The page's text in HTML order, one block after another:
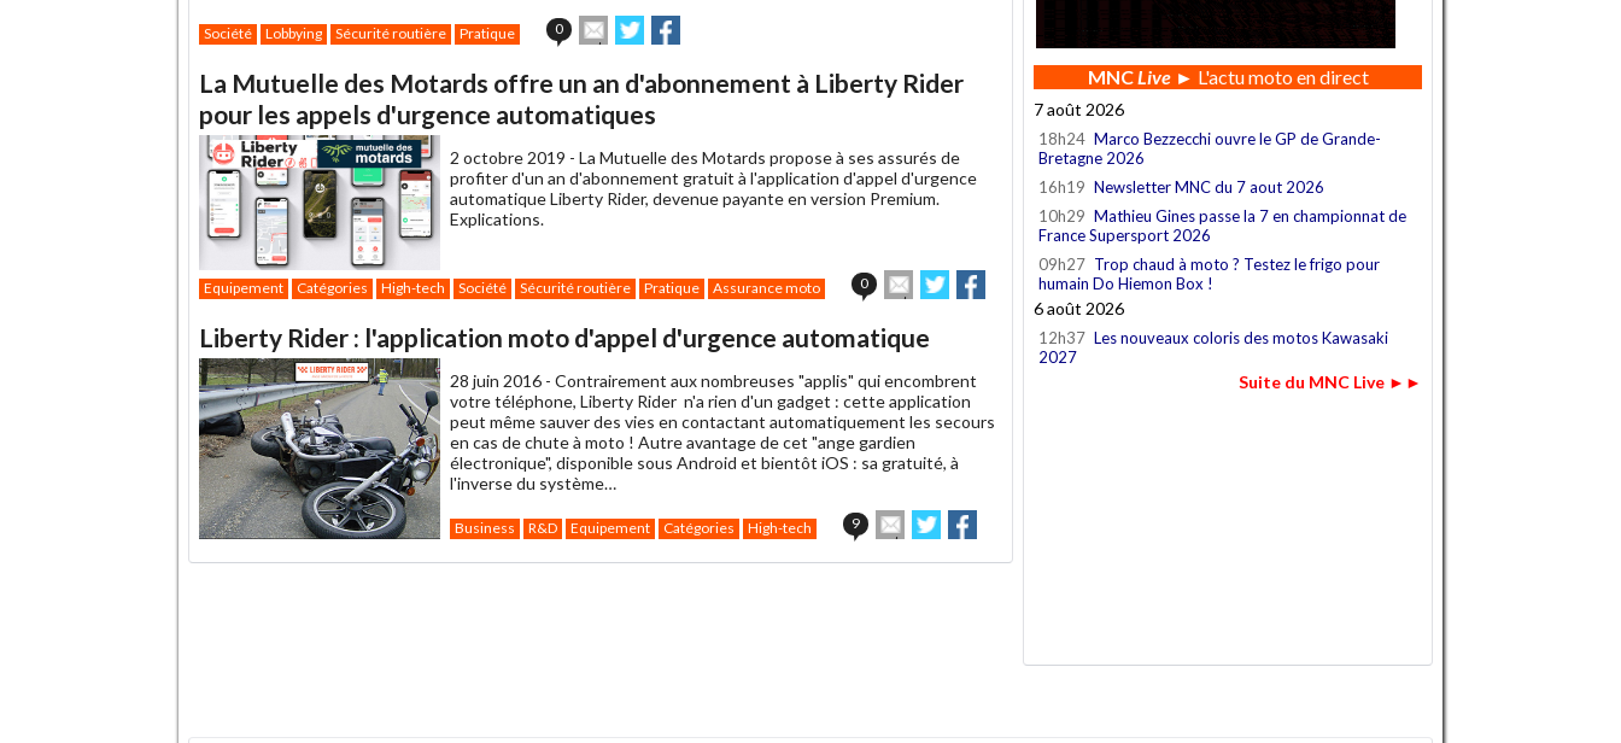
Société Lobbying Sécurité routière Pratique 0
Envoyer
cet
à
un
ami
Partager
sur sur
La Mutuelle des Motards offre un an d'abonnement à Liberty Rider
pour les appels d'urgence automatiques
2 octobre 2019 - La Mutuelle des Motards propose à ses assurés de
profiter d'un an d'abonnement gratuit à l'application d'appel d'urgence
automatique Liberty Rider, devenue payante en version Premium.
Explications.
Equipement Catégories High-tech Société Sécurité routière Pratique Assurance moto 0
Envoyer
cet
à
ami
Partager
sur
Partager
sur
Liberty Rider : l'application moto d'appel d'urgence automatique
28 juin 2016 - Contrairement aux nombreuses "applis" qui encombrent
votre téléphone, Liberty Rider n'a rien d'un gadget : cette application
peut même sauver des vies en contactant automatiquement les secours
en cas de chute à moto ! Autre avantage de cet "ange gardien
électronique", disponible sous Android et bientôt iOS : sa gratuité, à
l'inverse du système…
Business R&D Equipement Catégories High-tech 9
Envoyer
cet
article
Partager
sur
Twitter
sur
Facebook
MNCLive► L'actu moto en direct
7 août 2026
18h24 Marco Bezzecchi ouvre le GP de Grande-
Bretagne 2026
16h19 Newsletter MNC du 7 aout 2026
10h29 Mathieu Gines passe la 7 en championnat de
France Supersport 2026
09h27 Trop chaud à moto ? Testez le frigo pour
humain Do Hiemon Box !
6 août 2026
12h37 Les nouveaux coloris des motos Kawasaki
2027
Suite du MNC Live ►►